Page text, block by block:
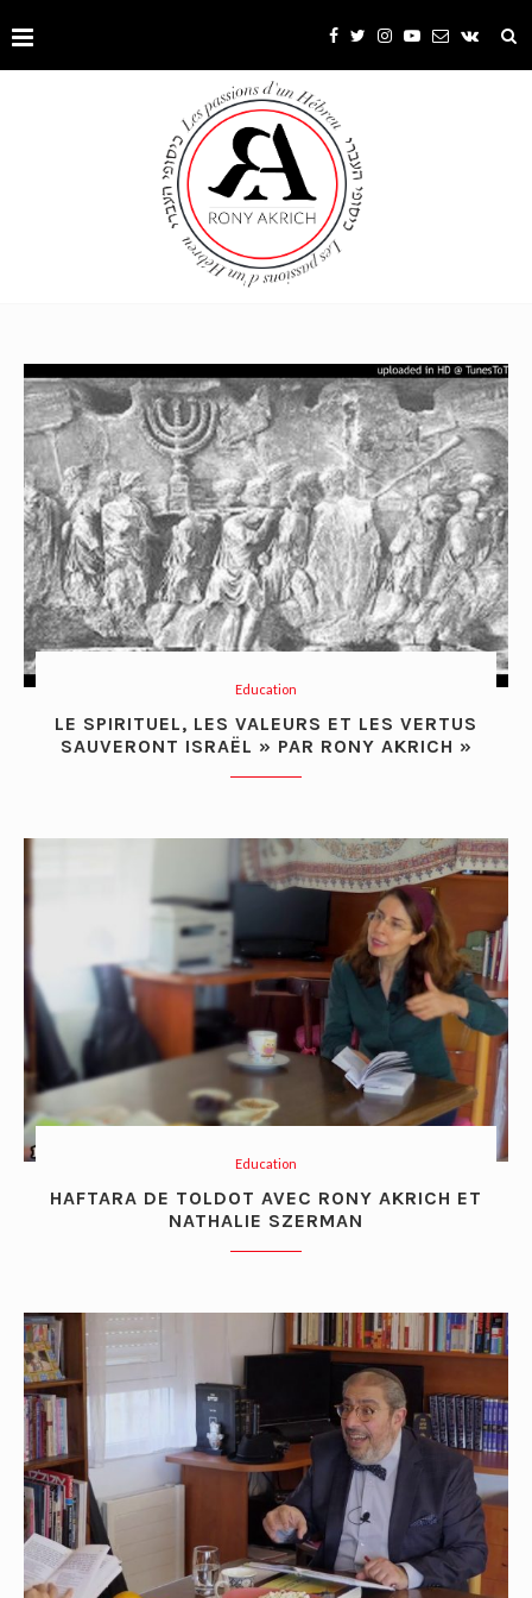
Education
LE SPIRITUEL, LES VALEURS ET LES VERTUS
SAUVERONT ISRAËL » PAR RONY AKRICH »
Education
HAFTARA DE TOLDOT AVEC RONY AKRICH ET
NATHALIE SZERMAN